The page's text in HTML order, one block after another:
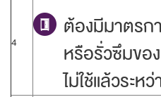
4
ต้องมีมาตร
หรือรั่วซึมขอ
ไม่ใช้แล้วระห